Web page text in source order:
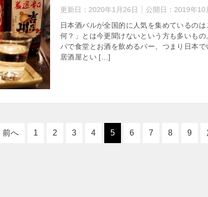
更新日： 2020年1月26日 公開日： 2019年10
日本酒バルが全国的に人気を集めているの
何？」とは今更聞けないという方も多いも
パで食堂とお酒を飲めるバー、つまり日本
居酒屋とい […]
前へ 1 2 3 4 5 6 7 8 9